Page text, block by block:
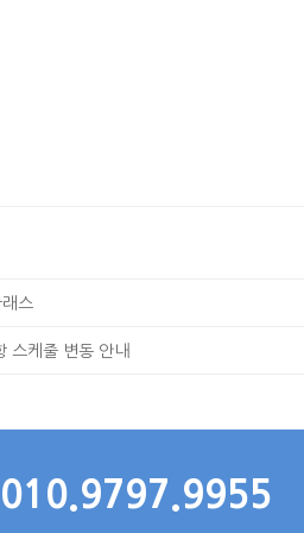
스
스케줄 변동 안내
010.9797.9955